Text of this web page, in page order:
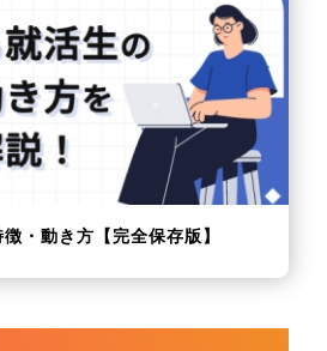
・動き方【完全保存版】